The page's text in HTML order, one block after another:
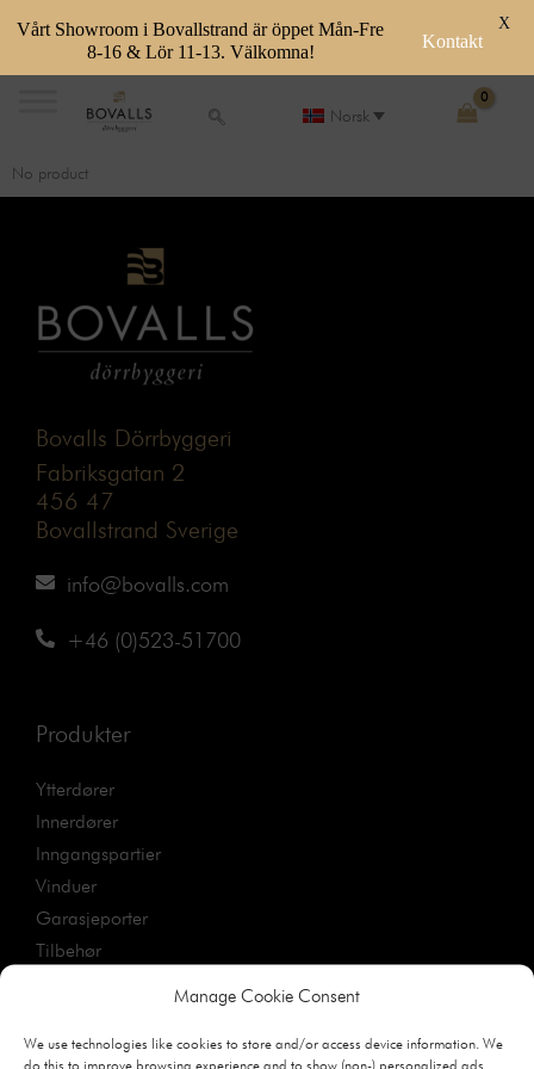
Manage Cookie Consent
We use technologies like cookies to store and/or access device information. We
do this to improve browsing experience and to show (non-) personalized ads.
Norsk
No product
Bovalls Dörrbyggeri
Fabriksgatan 2
456 47
Bovallstrand Sverige
info@bovalls.com
+46 (0)523-51700
Produkter
Ytterdører
Innerdører
Inngangspartier
Vinduer
Garasjeporter
Tilbehør
Vårt Showroom i Bovallstrand är öppet Mån-Fre
8-16 & Lör 11-13. Välkomna!
Kontakt
X